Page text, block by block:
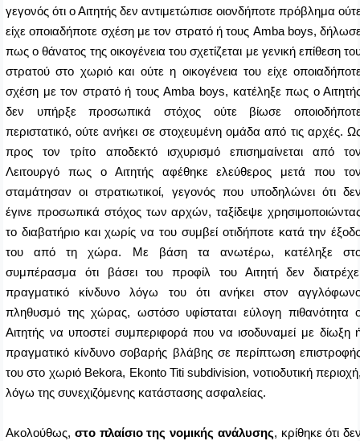
γεγονός ότι ο Αιτητής δεν αντιμετώπισε οιονδήποτε πρόβλημα
είχε οποιαδήποτε σχέση με τον στρατό ή τους Amba boys,
πως ο θάνατος της οικογένεια του σχετίζεται με γενική επίθεση
στρατού στο χωριό και ούτε η οικογένεια του είχε
σχέση με τον στρατό ή τουςAmba boys, κατέληξε πως ο
δεν υπήρξε προσωπικά στόχος ούτε βίωσε
περιστατικό, ούτε ανήκει σε στοχευμένη ομάδα από τις αρχές.
προς τον τρίτο αποδεκτό ισχυρισμό επισημαίνεται από
Λειτουργό πως ο Αιτητής αφέθηκε ελεύθερος μετά που
σταμάτησαν οι στρατιωτικοί, γεγονός που υποδηλώνει ότι
έγινε προσωπικά στόχος των αρχών, ταξίδεψε
το διαβατήριο και χωρίς να του συμβεί οτιδήποτε κατά την
του από τη χώρα. Με βάση τα ανωτέρω, κατέληξε
συμπέρασμα ότι βάσει του προφίλ του Αιτητή δεν
πραγματικό κίνδυνο λόγω του ότι ανήκει στον
πληθυσμό της χώρας, ωστόσο υφίσταται εύλογη πιθανότητα
Αιτητής να υποστεί συμπεριφορά που να ισοδυναμεί με δίωξη
πραγματικό κίνδυνο σοβαρής βλάβης σε περίπτωση
του στο χωριό Bekora, Ekonto Titi subdivision, νοτιοδυτική
λόγω της συνεχιζόμενης κατάστασης ασφαλείας.
Ακολούθως, στο πλαίσιο της νομικής ανάλυσης, κρίθηκε ότι